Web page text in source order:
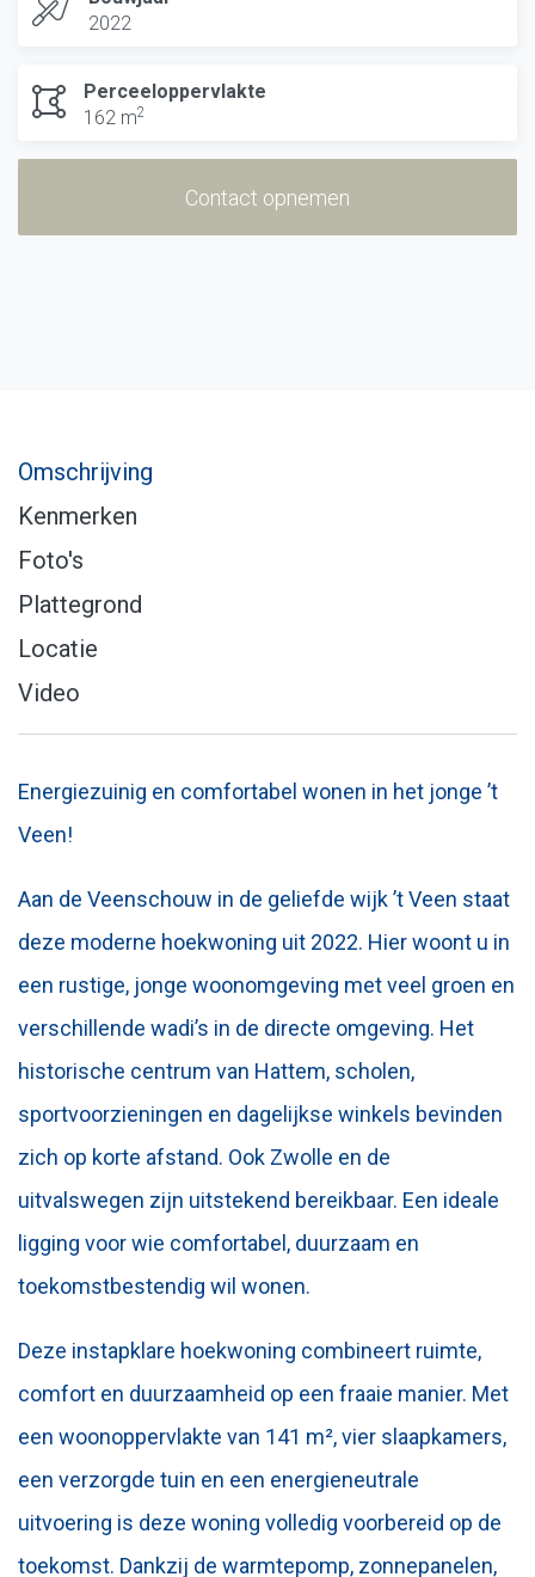
2022
Perceeloppervlakte
162 m2
Contact opnemen
Omschrijving
Kenmerken
Foto's
Plattegrond
Locatie
Video
Energiezuinig en comfortabel wonen in het jonge ’t
Veen!
Aan de Veenschouw in de geliefde wijk ’t Veen staat
deze moderne hoekwoning uit 2022. Hier woont u in
een rustige, jonge woonomgeving met veel groen en
verschillende wadi’s in de directe omgeving. Het
historische centrum van Hattem, scholen,
sportvoorzieningen en dagelijkse winkels bevinden
zich op korte afstand. Ook Zwolle en de
uitvalswegen zijn uitstekend bereikbaar. Een ideale
ligging voor wie comfortabel, duurzaam en
toekomstbestendig wil wonen.
Deze instapklare hoekwoning combineert ruimte,
comfort en duurzaamheid op een fraaie manier. Met
een woonoppervlakte van 141 m², vier slaapkamers,
een verzorgde tuin en een energieneutrale
uitvoering is deze woning volledig voorbereid op de
toekomst. Dankzij de warmtepomp, zonnepanelen,